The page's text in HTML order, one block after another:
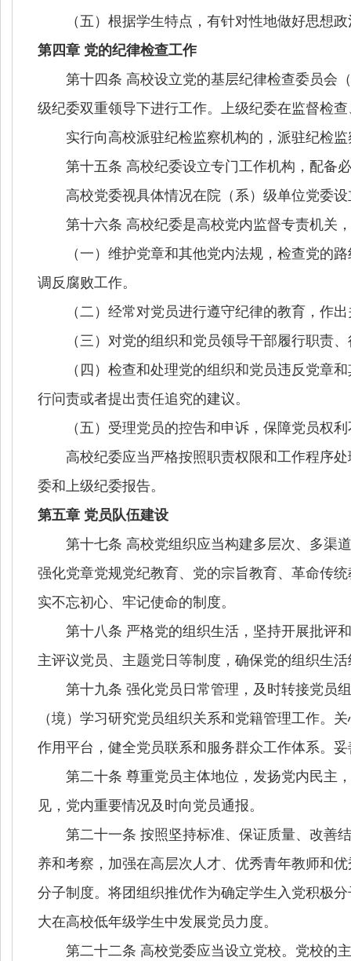
（五）根据学生特点，有针对性地做好思想政
第四章 党的纪律检查工作
第十四条 高校设立党的基层纪律检查委员会（
级纪委双重领导下进行工作。上级纪委在监督检
实行向高校派驻纪检监察机构的，派驻纪检监
第十五条 高校纪委设立专门工作机构，配备
高校党委视具体情况在院（系）级单位党委设
第十六条 高校纪委是高校党内监督专责机关，
（一）维护党章和其他党内法规，检查党的路
调反腐败工作。
（二）经常对党员进行遵守纪律的教育，作出
（三）对党的组织和党员领导干部履行职责、
（四）检查和处理党的组织和党员违反党章和
行问责或者提出责任追究的建议。
（五）受理党员的控告和申诉，保障党员权利
高校纪委应当严格按照职责权限和工作程序处
委和上级纪委报告。
第五章 党员队伍建设
第十七条 高校党组织应当构建多层次、多渠道
强化党章党规党纪教育、党的宗旨教育、革命传
实不忘初心、牢记使命的制度。
第十八条 严格党的组织生活，坚持开展批评和
主评议党员、主题党日等制度，确保党的组织生
第十九条 强化党员日常管理，及时转接党员组
（境）学习研究党员组织关系和党籍管理工作。
作用平台，健全党员联系和服务群众工作体系。
第二十条 尊重党员主体地位，发扬党内民主，
见，党内重要情况及时向党员通报。
第二十一条 按照坚持标准、保证质量、改善结
养和考察，加强在高层次人才、优秀青年教师和
分子制度。将团组织推优作为确定学生入党积极
大在高校低年级学生中发展党员力度。
第二十二条 高校党委应当设立党校。党校的主